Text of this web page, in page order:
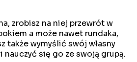
zrobisz na niej przewrót w
a może nawet rundaka,
także wymyślić swój własny
nauczyć się go ze swoją grupą.